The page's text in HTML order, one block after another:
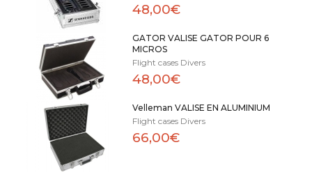
48,00€
GATOR VALISE GATOR POUR 6
MICROS
Flight cases Divers
48,00€
Velleman VALISE EN ALUMINIUM
Flight cases Divers
66,00€